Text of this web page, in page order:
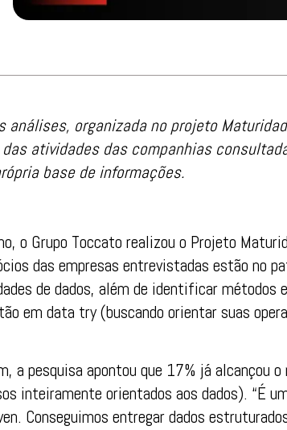
análises, organizada no projeto
atividades das companhias
base de informações.
o Grupo Toccato realizou o Projeto
das empresas entrevistadas estão no
de dados, além de identificar métodos
em data try (buscando orientar suas
a pesquisa apontou que 17% já alcançou
inteiramente orientados aos dados). “É
Conseguimos entregar dados